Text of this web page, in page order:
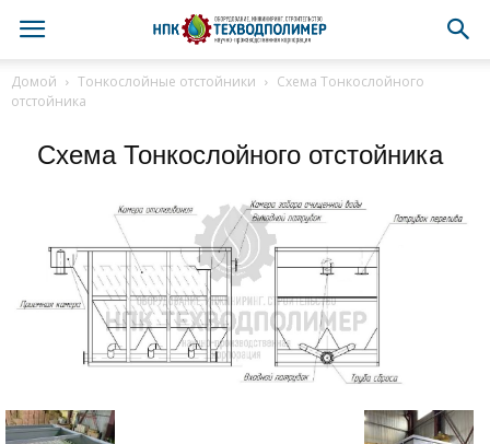
Домой Тонкослойные отстойники
Схема Тонкослойного
отстойника
Схема Тонкослойного отстойника